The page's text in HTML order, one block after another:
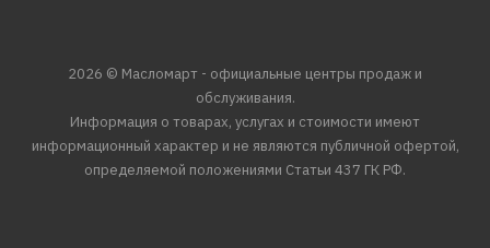
2026 © Масломарт - официальные центры продаж и
обслуживания.
Информация о товарах, услугах и стоимости имеют
информационный характер и не являются публичной офертой,
определяемой положениями Статьи 437 ГК РФ.